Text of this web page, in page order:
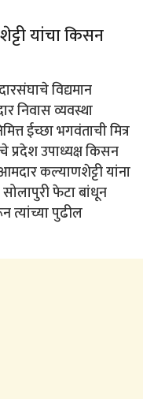
यांचा किसन
विद्यमान
निवास व्यवस्था
ईच्छा भगवंताची मित्र
प्रदेश उपाध्यक्ष किसन
कल्याणशेट्टी यांना
फेटा बांधून
त्यांच्या पुढील